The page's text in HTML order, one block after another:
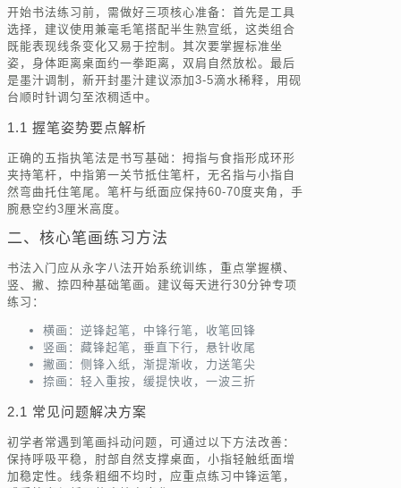
开始书法练习前，需做好三项核心准备：首先是工具
选择，建议使用兼毫毛笔搭配半生熟宣纸，这类组合
既能表现线条变化又易于控制。其次要掌握标准坐
姿，身体距离桌面约一拳距离，双肩自然放松。最后
是墨汁调制，新开封墨汁建议添加3-5滴水稀释，用砚
台顺时针调匀至浓稠适中。
1.1 握笔姿势要点解析
正确的五指执笔法是书写基础：拇指与食指形成环形
夹持笔杆，中指第一关节抵住笔杆，无名指与小指自
然弯曲托住笔尾。笔杆与纸面应保持60-70度夹角，手
腕悬空约3厘米高度。
二、核心笔画练习方法
书法入门应从永字八法开始系统训练，重点掌握横、
竖、撇、捺四种基础笔画。建议每天进行30分钟专项
练习：
横画：逆锋起笔，中锋行笔，收笔回锋
竖画：藏锋起笔，垂直下行，悬针收尾
撇画：侧锋入纸，渐提渐收，力送笔尖
捺画：轻入重按，缓提快收，一波三折
2.1 常见问题解决方案
初学者常遇到笔画抖动问题，可通过以下方法改善：
保持呼吸平稳，肘部自然支撑桌面，小指轻触纸面增
加稳定性。线条粗细不均时，应重点练习中锋运笔，